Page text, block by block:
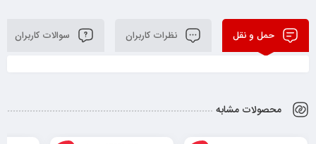
حمل و نقل نظرات کاربران سوالات کاربران
محصولات مشابه